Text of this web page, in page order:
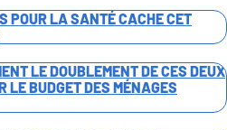
POUR LA SANTÉ CACHE CET
LE DOUBLEMENT DE CES DEUX
LE BUDGET DES MÉNAGES